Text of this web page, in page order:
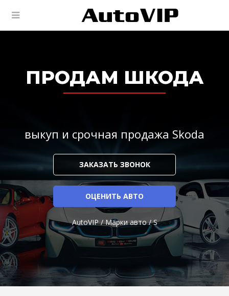
ПРОДАМ ШКОДА
выкуп и срочная продажа Skoda
ЗАКАЗАТЬ ЗВОНОК
ОЦЕНИТЬ АВТО
AutoVIP/Марки авто/S